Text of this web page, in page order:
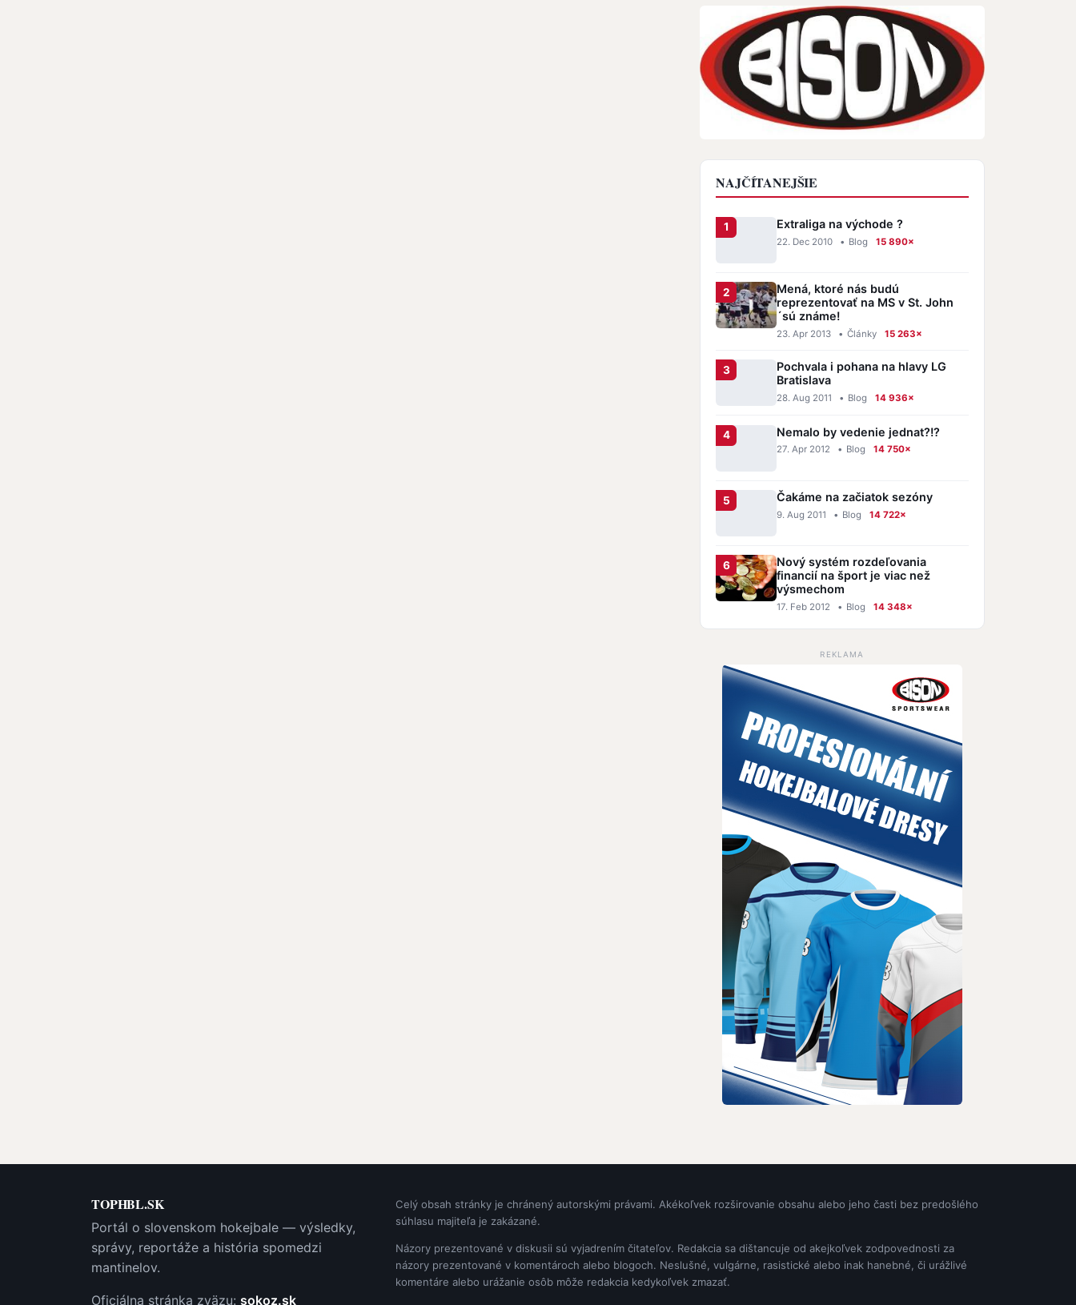
NAJČÍTANEJŠIE
Extraliga na východe ?
22. Dec 2010 • Blog 15 890×
Mená, ktoré nás budú
reprezentovať na MS v St. John
´sú známe!
23. Apr 2013 • Články 15 263×
Pochvala i pohana na hlavy LG
Bratislava
28. Aug 2011 • Blog 14 936×
Nemalo by vedenie jednat?!?
27. Apr 2012 • Blog 14 750×
Čakáme na začiatok sezóny
9. Aug 2011 • Blog 14 722×
Nový systém rozdeľovania
financií na šport je viac než
výsmechom
17. Feb 2012 • Blog 14 348×
REKLAMA
TOPHBL.SK
Portál o slovenskom hokejbale — výsledky,
správy, reportáže a história spomedzi
mantinelov.
Oficiálna stránka zväzu: sokoz.sk
Celý obsah stránky je chránený autorskými právami. Akékoľvek rozširovanie obsahu alebo jeho časti bez predošlého
súhlasu majiteľa je zakázané.
Názory prezentované v diskusii sú vyjadrením čitateľov. Redakcia sa dištancuje od akejkoľvek zodpovednosti za
názory prezentované v komentároch alebo blogoch. Neslušné, vulgárne, rasistické alebo inak hanebné, či urážlivé
komentáre alebo urážanie osôb môže redakcia kedykoľvek zmazať.